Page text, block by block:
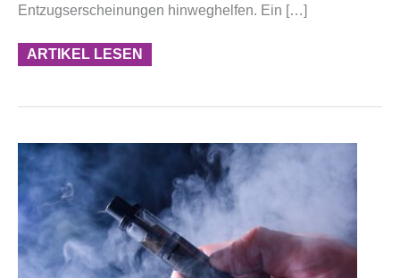
Entzugserscheinungen hinweghelfen. Ein […]
ARTIKEL LESEN